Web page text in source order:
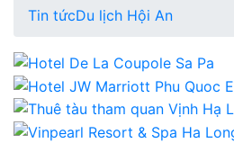
Tin tứcDu lịch Hội An